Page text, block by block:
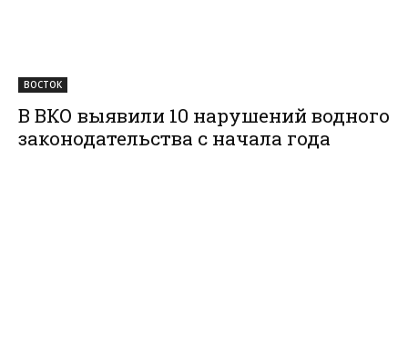
ВОСТОК
В ВКО выявили 10 нарушений водного
законодательства с начала года